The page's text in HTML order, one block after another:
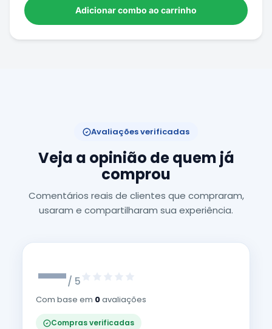
Adicionar combo ao carrinho
Avaliações verificadas
Veja a opinião de quem já
comprou
Comentários reais de clientes que compraram,
usaram e compartilharam sua experiência.
—/ 5
Com base em 0avaliações
Compras verificadas